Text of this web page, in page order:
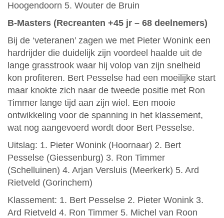
Hoogendoorn 5. Wouter de Bruin
B-Masters (Recreanten +45 jr – 68 deelnemers)
Bij de ‘veteranen’ zagen we met Pieter Wonink een
hardrijder die duidelijk zijn voordeel haalde uit de
lange grasstrook waar hij volop van zijn snelheid
kon profiteren. Bert Pesselse had een moeilijke start
maar knokte zich naar de tweede positie met Ron
Timmer lange tijd aan zijn wiel. Een mooie
ontwikkeling voor de spanning in het klassement,
wat nog aangevoerd wordt door Bert Pesselse.
Uitslag: 1. Pieter Wonink (Hoornaar) 2. Bert
Pesselse (Giessenburg) 3. Ron Timmer
(Schelluinen) 4. Arjan Versluis (Meerkerk) 5. Ard
Rietveld (Gorinchem)
Klassement: 1. Bert Pesselse 2. Pieter Wonink 3.
Ard Rietveld 4. Ron Timmer 5. Michel van Roon